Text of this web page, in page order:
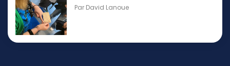
Par David Lanoue